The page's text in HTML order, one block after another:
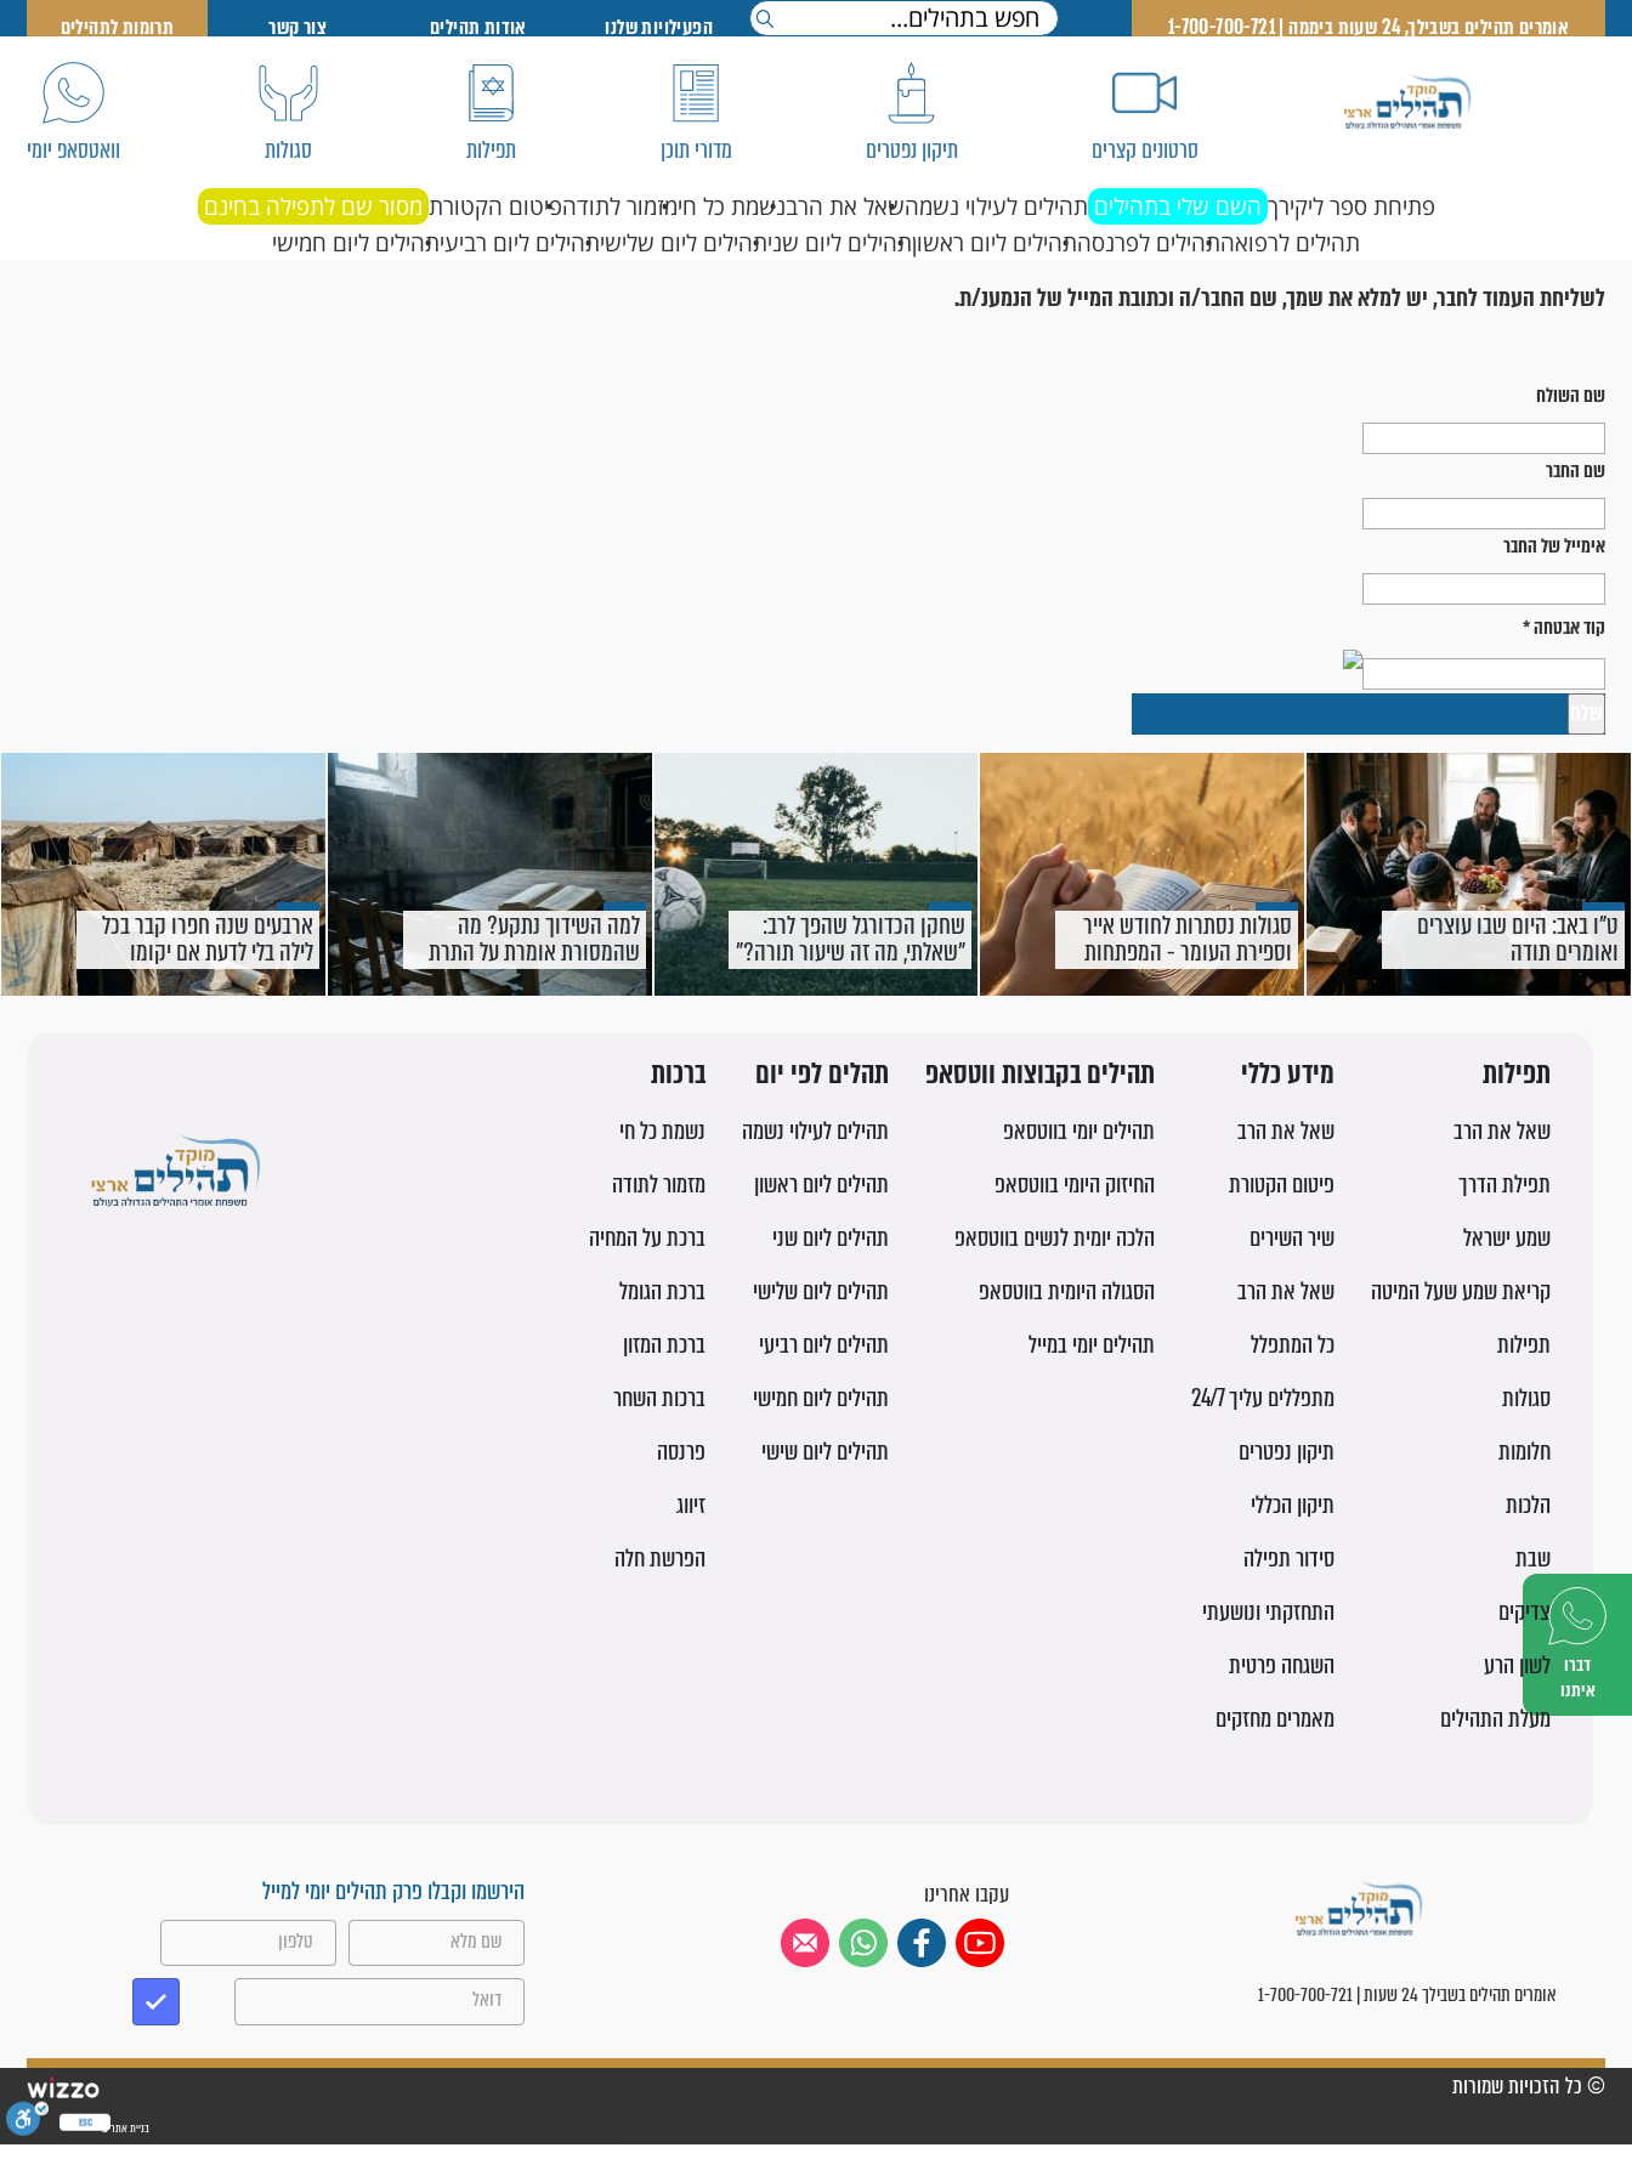
דברו
איתנו
אומרים תהילים בשבילך, 24 שעות ביממה | 1-700-700-721 הפעילויות שלנו אודות תהילים צור קשר תרומות לתהילים
סרטונים קצרים תיקון נפטרים מדורי תוכן תפילות סגולות וואטסאפ יומי
פתיחת ספר ליקירך השם שלי בתהילים תהילים לעילוי נשמהשאל את הרבנשמת כל חימזמור לתודהפיטום הקטורת מסור שם לתפילה בחינם
תהילים לרפואהתהילים לפרנסהתהילים ליום ראשוןתהילים ליום שניתהילים ליום שלישיתהילים ליום רביעיתהילים ליום חמישי
לשליחת העמוד לחבר, יש למלא את שמך, שם החבר/ה וכתובת המייל של הנמענ/ת.
שם השולח
שם החבר
אימייל של החבר
קוד אבטחה*
ט"ו באב: היום שבו עוצרים
ואומרים תודה
סגולות נסתרות לחודש אייר
וספירת העומר - המפתחות
לרפואה ולשינוי אמיתי
שחקן הכדורגל שהפך לרב:
"שאלתי, מה זה שיעור תורה?"
למה השידוך נתקע? מה
שהמסורת אומרת על התרת
נדרים וקללות
ארבעים שנה חפרו קבר בכל
לילה בלי לדעת אם יקומו
בבוקר - עד הלילה שבו הכול
השתנה
תפילות
שאל את הרב
תפילת הדרך
שמע ישראל
קריאת שמע שעל המיטה
תפילות
סגולות
חלומות
הלכות
שבת
צדיקים
לשון הרע
מעלת התהילים
מידע כללי
שאל את הרב
פיטום הקטורת
שיר השירים
שאל את הרב
כל המתפלל
מתפללים עליך 24/7
תיקון נפטרים
תיקון הכללי
סידור תפילה
התחזקתי ונושעתי
השגחה פרטית
מאמרים מחזקים
תהילים בקבוצות ווטסאפ
תהילים יומי בווטסאפ
החיזוק היומי בווטסאפ
הלכה יומית לנשים בווטסאפ
הסגולה היומית בווטסאפ
תהילים יומי במייל
תהלים לפי יום
תהילים לעילוי נשמה
תהילים ליום ראשון
תהילים ליום שני
תהילים ליום שלישי
תהילים ליום רביעי
תהילים ליום חמישי
תהילים ליום שישי
ברכות
נשמת כל חי
מזמור לתודה
ברכת על המחיה
ברכת הגומל
ברכת המזון
ברכות השחר
פרנסה
זיווג
הפרשת חלה
אומרים תהילים בשבילך 24 שעות | 1-700-700-721
עקבו אחרינו הירשמו וקבלו פרק תהילים יומי למייל
בניית אתרים
© כל הזכויות שמורות
ESC